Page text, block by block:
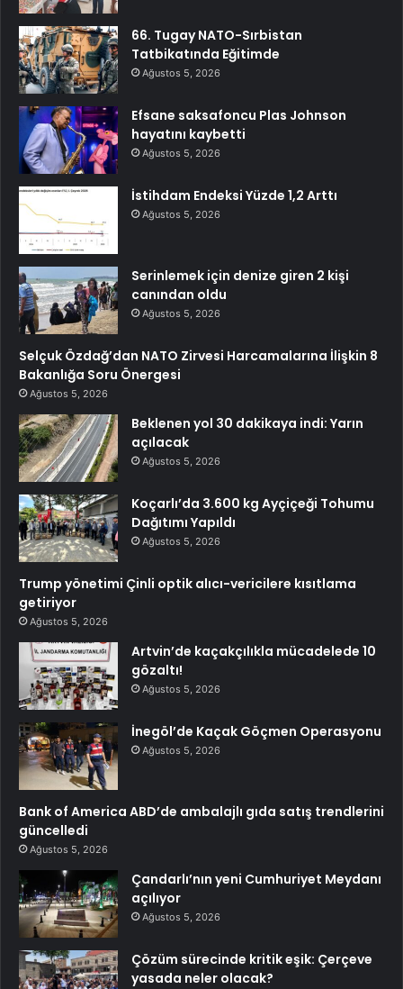
66. Tugay NATO-Sırbistan
Tatbikatında Eğitimde
Ağustos 5, 2026
Efsane saksafoncu Plas Johnson
hayatını kaybetti
Ağustos 5, 2026
İstihdam Endeksi Yüzde 1,2 Arttı
Ağustos 5, 2026
Serinlemek için denize giren 2 kişi
canından oldu
Ağustos 5, 2026
Selçuk Özdağ’dan NATO Zirvesi Harcamalarına İlişkin 8
Bakanlığa Soru Önergesi
Ağustos 5, 2026
Beklenen yol 30 dakikaya indi: Yarın
açılacak
Ağustos 5, 2026
Koçarlı’da 3.600 kg Ayçiçeği Tohumu
Dağıtımı Yapıldı
Ağustos 5, 2026
Trump yönetimi Çinli optik alıcı-vericilere kısıtlama
getiriyor
Ağustos 5, 2026
Artvin’de kaçakçılıkla mücadelede 10
gözaltı!
Ağustos 5, 2026
İnegöl’de Kaçak Göçmen Operasyonu
Ağustos 5, 2026
Bank of America ABD’de ambalajlı gıda satış trendlerini
güncelledi
Ağustos 5, 2026
Çandarlı’nın yeni Cumhuriyet Meydanı
açılıyor
Ağustos 5, 2026
Çözüm sürecinde kritik eşik: Çerçeve
yasada neler olacak?